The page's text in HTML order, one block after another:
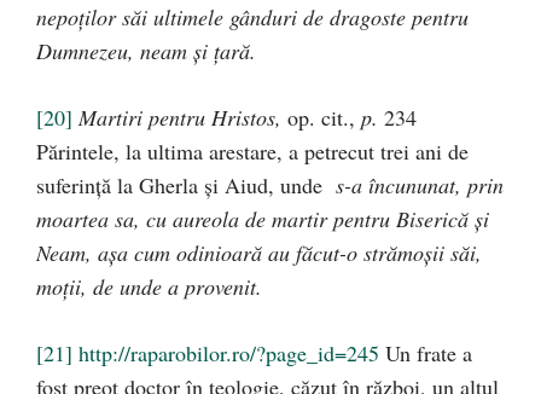
nepoţilor săi ultimele gânduri de dragoste pentru
Dumnezeu, neam şi ţară.
[20] Martiri pentru Hristos, op. cit., p. 234
Părintele, la ultima arestare, a petrecut trei ani de
suferinţă la Gherla şi Aiud, unde s-a încununat, prin
moartea sa, cu aureola de martir pentru Biserică şi
Neam, aşa cum odinioară au făcut-o strămoşii săi,
moţii, de unde a provenit.
[21] http://raparobilor.ro/?page_id=245 Un frate a
fost preot doctor în teologie, căzut în război, un altul